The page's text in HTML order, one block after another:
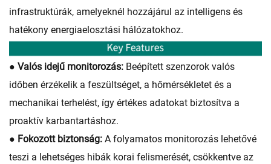
infrastruktúrák, amelyeknél hozzájárul az intelligens és
hatékony energiaelosztási hálózatokhoz.
● Valós idejű monitorozás: Beépített szenzorok valós
időben érzékelik a feszültséget, a hőmérsékletet és a
mechanikai terhelést, így értékes adatokat biztosítva a
proaktív karbantartáshoz.
● Fokozott biztonság: A folyamatos monitorozás lehetővé
teszi a lehetséges hibák korai felismerését, csökkentve az